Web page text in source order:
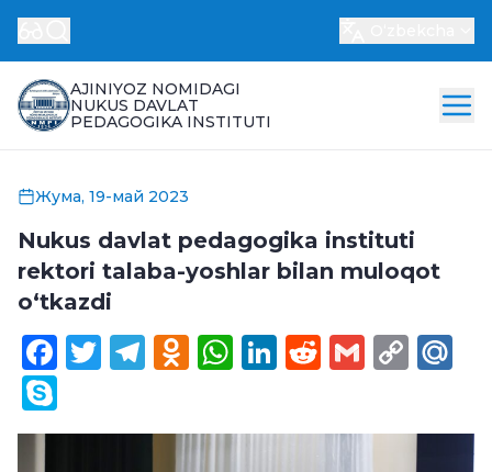
AJINIYOZ NOMIDAGI
NUKUS DAVLAT
PEDAGOGIKA INSTITUTI
Жума, 19-май 2023
Nukus davlat pedagogika instituti
rektori talaba-yoshlar bilan muloqot
oʻtkazdi
Facebook
Twitter
Telegram
Odnoklassniki
WhatsApp
LinkedIn
Reddit
Gmail